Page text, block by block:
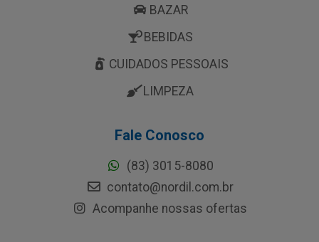
BAZAR
BEBIDAS
CUIDADOS PESSOAIS
LIMPEZA
Fale Conosco
(83) 3015-8080
contato@nordil.com.br
Acompanhe nossas ofertas